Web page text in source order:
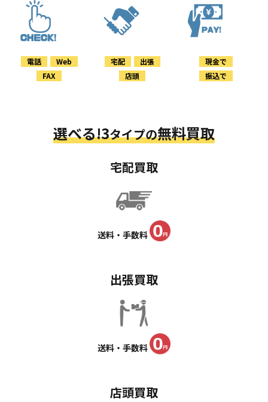
電話
Web
FAX
宅配
出張
店頭
現金で
振込で
選べる!3タイプの無料買取
宅配買取
送料・手数料
出張買取
送料・手数料
店頭買取